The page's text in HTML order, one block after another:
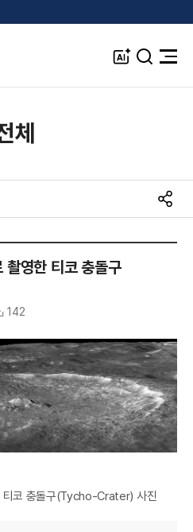
A
검
전
체
S
N
촬영한 티코 충돌구
142
티코 충돌구(Tycho-Crater) 사진